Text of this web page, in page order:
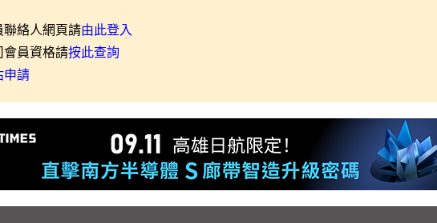
絡人網頁請由此登入
員資格請按此查詢
申請